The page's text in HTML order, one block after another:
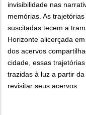
invisibilidade nas
memórias. As
suscitadas tecem a
Horizonte alicerçada
dos acervos
cidade, essas
trazidas à luz a partir
revisitar seus acervos.